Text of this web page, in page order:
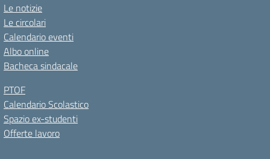
Le notizie
Le circolari
Calendario eventi
Albo online
Bacheca sindacale
PTOF
Calendario Scolastico
Spazio ex-studenti
Offerte lavoro